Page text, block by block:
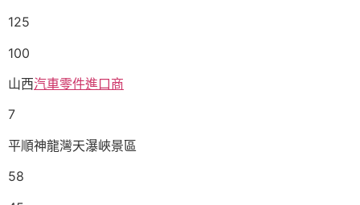
125
100
山西汽車零件進口商
7
平順神龍灣天瀑峽景區
58